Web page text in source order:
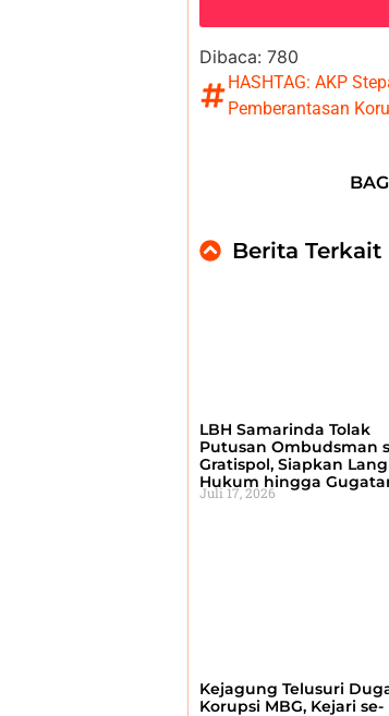
Dibaca: 780
HASHTAG: AKP
Pemberantasan
Berita Terkait
LBH Samarinda Tolak
Putusan Ombudsman
Gratispol, Siapkan
Hukum hingga
Juli 17, 2026
Kejagung Telusuri
Korupsi MBG, Kejari se-